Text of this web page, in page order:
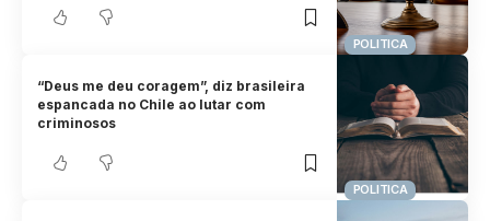
POLITICA
POLITICA
“Deus me deu coragem”, diz brasileira
espancada no Chile ao lutar com
criminosos